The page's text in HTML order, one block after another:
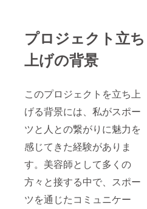
プロジェクト立ち
上げの背景
このプロジェクトを立ち上
げる背景には、私がスポー
ツと人との繋がりに魅力を
感じてきた経験がありま
す。美容師として多くの
方々と接する中で、スポー
ツを通じたコミュニケー